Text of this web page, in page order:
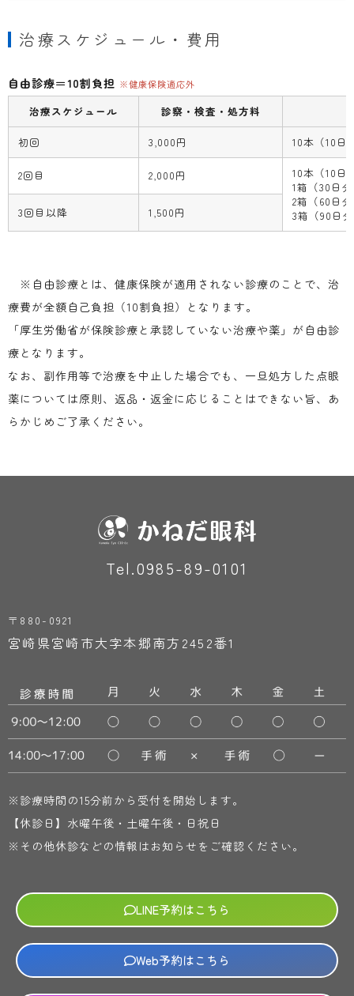
治療スケジュール・費用
自由診療＝10割負担 ※健康保険適応外
治療スケジュール 診察・検査・処方料
初回 3,000円 10本（10日
2回目 2,000円
10本（10日
1箱（30日
2箱（60日
3箱（90日
3回目以降 1,500円
※自由診療とは、健康保険が適用されない診療のことで、治
療費が全額自己負担（10割負担）となります。
「厚生労働省が保険診療と承認していない治療や薬」が自由診
療となります。
なお、副作用等で治療を中止した場合でも、一旦処方した点眼
薬については原則、返品・返金に応じることはできない旨、あ
らかじめご了承ください。
Tel.0985-89-0101
〒880-0921
宮崎県宮崎市大字本郷南方2452番1
※診療時間の15分前から受付を開始します。
【休診日】水曜午後・土曜午後・日祝日
※その他休診などの情報はお知らせをご確認ください。
LINE予約はこちら
Web予約はこちら